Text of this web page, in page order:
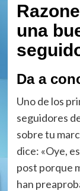
una
Da a
Uno de los
seguidores
sobre tu
dice: «Oye,
post porque
han